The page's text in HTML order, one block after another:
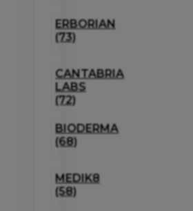
ERBORIAN
(73)
CANTABRIA
LABS
(72)
BIODERMA
(68)
MEDIK8
(58)